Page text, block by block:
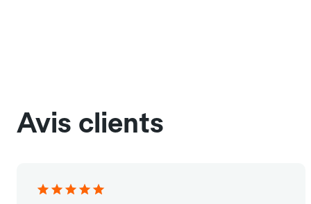
Avis clients